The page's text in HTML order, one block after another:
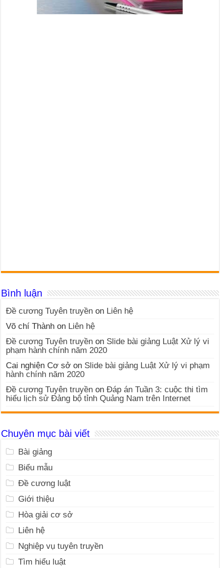
Bình luận
Đề cương Tuyên truyền on Liên hệ
Võ chí Thành on Liên hệ
Đề cương Tuyên truyền on Slide bài giảng Luật Xử lý vi
phạm hành chính năm 2020
Cai nghiện Cơ sở on Slide bài giảng Luật Xử lý vi phạm
hành chính năm 2020
Đề cương Tuyên truyền onĐáp án Tuần 3: cuộc thi tìm
hiểu lịch sử Đảng bộ tỉnh Quảng Nam trên Internet
Chuyên mục bài viết
Bài giảng
Biểu mẫu
Đề cương luật
Giới thiệu
Hòa giải cơ sở
Liên hệ
Nghiệp vụ tuyên truyền
Tìm hiểu luật